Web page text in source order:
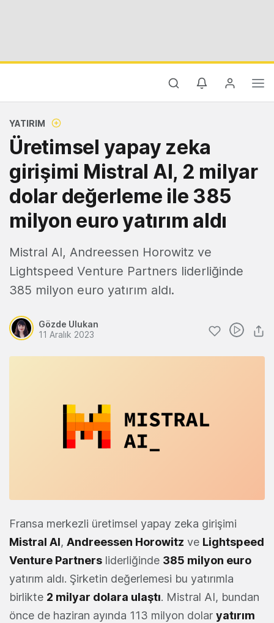
YATIRIM
Üretimsel yapay zeka
girişimi Mistral AI, 2 milyar
dolar değerleme ile 385
milyon euro yatırım aldı
Mistral AI, Andreessen Horowitz ve
Lightspeed Venture Partners liderliğinde
385 milyon euro yatırım aldı.
Gözde Ulukan
11 Aralık 2023
Fransa merkezli üretimsel yapay zeka girişimi
Mistral AI, Andreessen Horowitz ve Lightspeed
Venture Partners liderliğinde 385 milyon euro
yatırım aldı. Şirketin değerlemesi bu yatırımla
birlikte 2 milyar dolara ulaştı. Mistral AI, bundan
önce de haziran ayında 113 milyon dolar yatırım